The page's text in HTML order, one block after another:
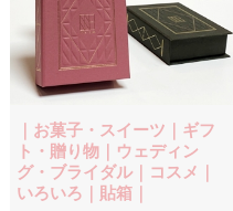
｜お菓子・スイーツ｜ギフ
ト・贈り物｜ウェディン
グ・ブライダル｜コスメ｜
いろいろ｜貼箱｜